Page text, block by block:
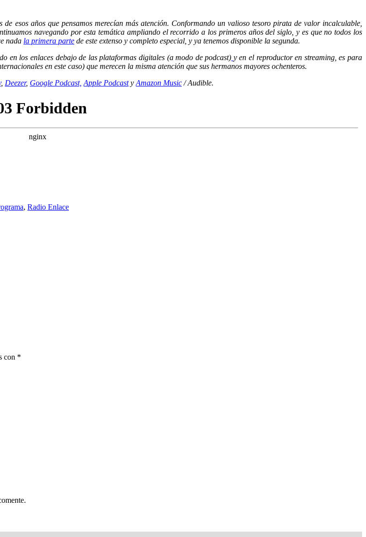
esos años que pensamos merecían más atención. Conformando un valioso tesoro pirata de valor incalculable,
navegando por esta temática ampliando el recorrido a los primeros años del siglo, y es que no todos los
nada la primera parte de este extenso y completo especial, y ya tenemos disponible la segunda.
en los enlaces debajo de las plataformas digitales (a modo de podcast) y en el reproductor en streaming, es para
en este caso) que merecen la misma atención que sus hermanos mayores ochenteros.
, Deezer, Google Podcast, Apple Podcasty Amazon Music / Audible.
, Radio Enlace
con *